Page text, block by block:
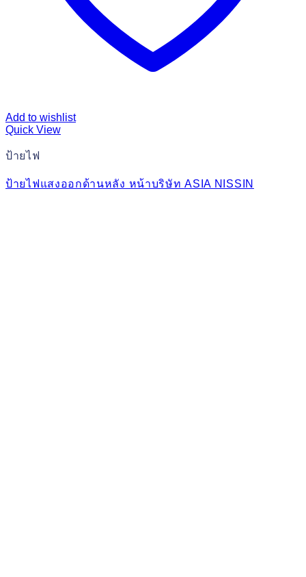
Add to wishlist
Quick View
ป้ายไฟ
ป้ายไฟแสงออกด้านหลัง หน้าบริษัท ASIA NISSIN